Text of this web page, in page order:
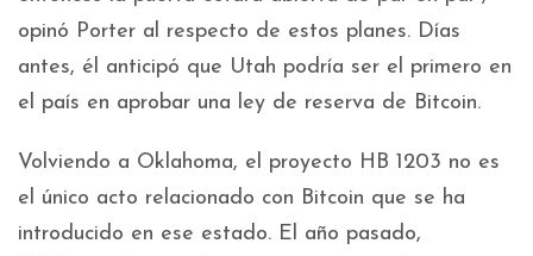
opinó Porter al respecto de estos planes. Días
antes, él anticipó que Utah podría ser el primero en
el país en aprobar una ley de reserva de Bitcoin.
Volviendo a Oklahoma, el proyecto HB 1203 no es
el único acto relacionado con Bitcoin que se ha
introducido en ese estado. El año pasado,